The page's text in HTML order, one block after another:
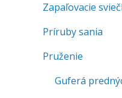
Zapaľovacie
Príruby sania
Pruženie
Guferá